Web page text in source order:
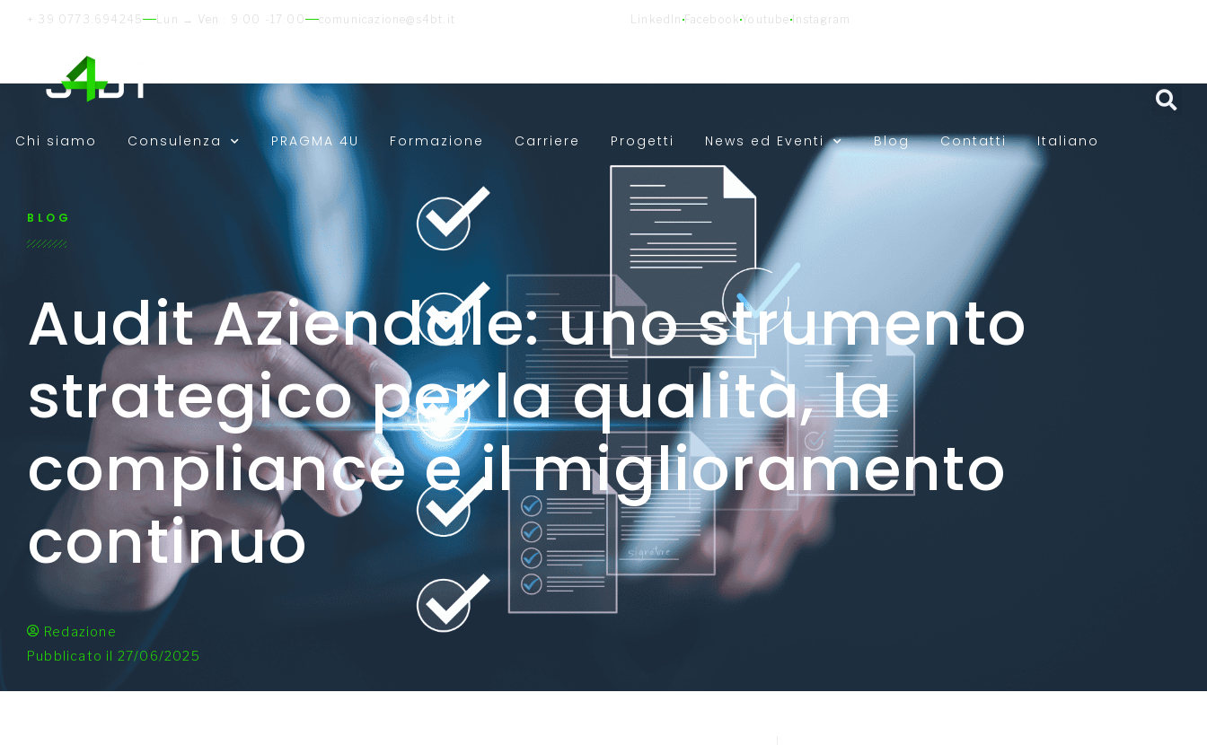
+ 39 0773.694245 Lun → Ven : 9:00 -17:00 comunicazione@s4bt.it LinkedIn FacebookYoutube Instagram
Chi siamo Consulenza PRAGMA 4U Formazione Carriere Progetti News ed Eventi Blog Contatti Italiano
BLOG
Audit Aziendale: uno strumento
strategico per la qualità, la
compliance e il miglioramento
continuo
Redazione
Pubblicato il 27/06/2025